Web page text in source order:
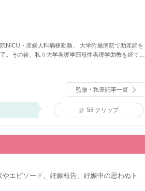
NICU・産婦人科病棟勤務。 大学附属病院で助産師を
。その後、私立大学看護学部母性看護学助教を経て、
監修・執筆記事一覧
58 クリップ
エピソード、妊娠報告、妊娠中の思わぬト